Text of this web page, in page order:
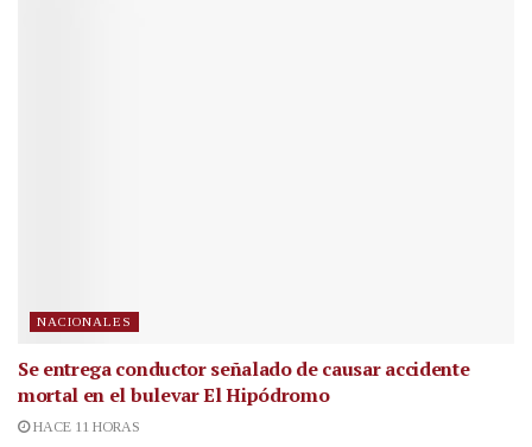
NACIONALES
Se entrega conductor señalado de causar accidente
mortal en el bulevar El Hipódromo
HACE 11 HORAS